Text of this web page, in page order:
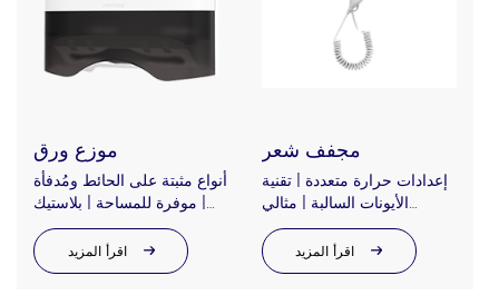
موزع ورق
أنواع مثبتة على الحائط ومُدفأة
| موفرة للمساحة | بلاستيك
متين أو فولاذ مقاوم للصدأ
اقرأ المزيد
مجفف شعر
إعدادات حرارة متعددة | تقنية
الأيونات السالبة | مثالي
للفنادق والصالات الرياضية
اقرأ المزيد